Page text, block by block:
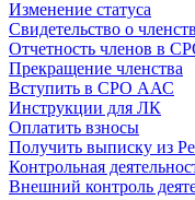
Изменение статуса
Свидетельство о
Отчетность членов в
Прекращение членства
Вступить в СРО ААС
Инструкции для ЛК
Оплатить взносы
Получить выписку из
Контрольная
Внешний контроль